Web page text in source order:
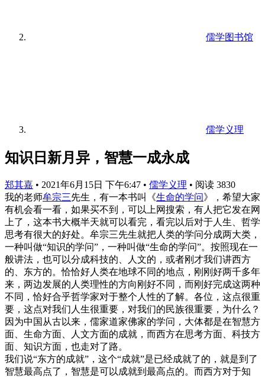
儒学图书馆
儒学义理
知识日新月异，智慧一成永成
郑其嘉 • 2021年6月15日 下午6:47 • 儒学义理 • 阅读 3830
我的老师牟宗三先生，有一本书叫《生命的学问》，希望大家
有机会看一看，如果买不到，可以上网搜索，有人把它发在网
上了，这本书大概半天就可以看完，看完以后对于人生、哲学
思考有很大的好处。牟宗三先生就把人类的学问分成两大类，
一种叫做“知识的学问”，一种叫做“生命的学问”。按照现在一
般讲法，也可以分成科技的、人文的，或者刚才我们讲西方
的、东方的。恰恰好人类在地球不同的地点，刚刚好两千多年
来，两边发展的人类理性的方向刚好不同，而刚好完成这两种
不同，恰好合乎哲学家对于整个人性的了解。各位，这点很重
要，这点对我们人生很重要，对我们的民族很重要，为什么？
因为中国从古以来，儒家道家佛家的学问，大体都是在智慧方
面、生命方面、人文方面的成就，而西方在思考方面、科技方
面、知识方面，也走对了路。
我们说“东方的成就”，这个“成就”是已经成就了的，就是到了
智慧最高点了，智慧是可以成就到最高点的。而西方对于知